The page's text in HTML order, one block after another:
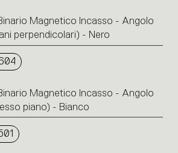
Magnetico Incasso - Angolo
perpendicolari) - Nero
Magnetico Incasso - Angolo
piano) - Bianco